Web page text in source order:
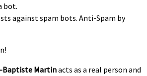
bot.
against spam bots. Anti-Spam by
Baptiste Martinacts as a real person and